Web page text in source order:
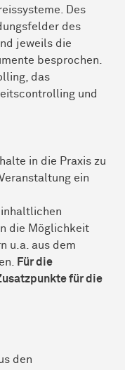
Des
des
jeweils die
besprochen.
das
und
in die Praxis zu
ein
die Möglichkeit
u.a. aus dem
Für die
für die
den